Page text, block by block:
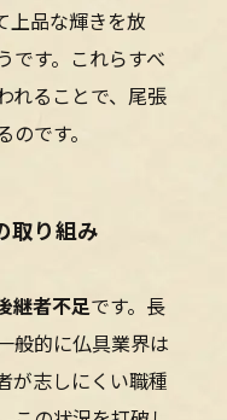
上品な輝きを放
です。これらすべ
れることで、尾張
です。
取り組み
継者不足です。長
般的に仏具業界は
が志しにくい職種